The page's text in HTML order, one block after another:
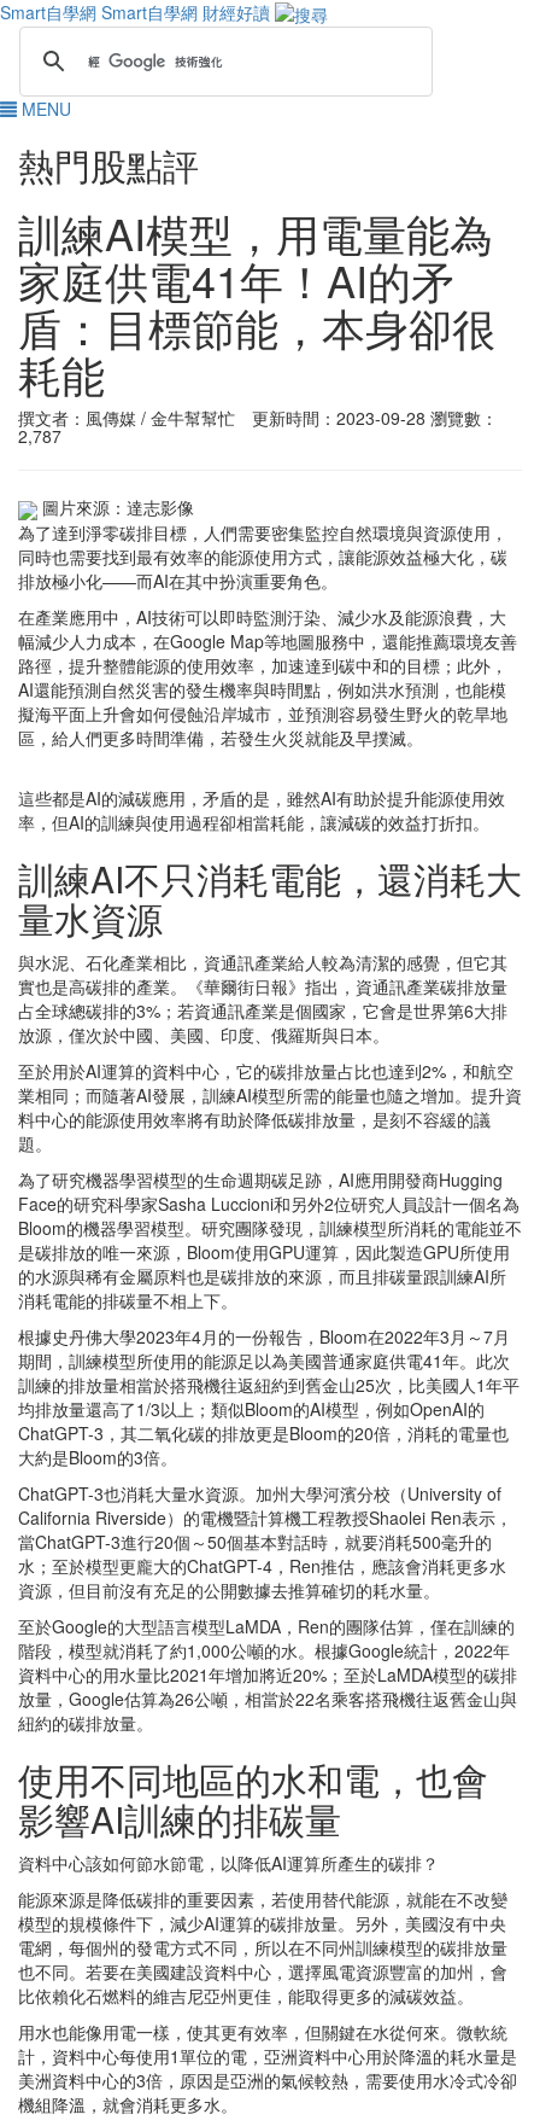
Smart自學網 Smart自學網 財經好讀
MENU
熱門股點評
訓練AI模型，用電量能為
家庭供電41年！AI的矛
盾：目標節能，本身卻很
耗能
撰文者：風傳媒 / 金牛幫幫忙 更新時間：2023-09-28 瀏覽數：
2,787
圖片來源：達志影像
為了達到淨零碳排目標，人們需要密集監控自然環境與資源使用，
同時也需要找到最有效率的能源使用方式，讓能源效益極大化，碳
排放極小化——而AI在其中扮演重要角色。
在產業應用中，AI技術可以即時監測汙染、減少水及能源浪費，大
幅減少人力成本，在Google Map等地圖服務中，還能推薦環境友善
路徑，提升整體能源的使用效率，加速達到碳中和的目標；此外，
AI還能預測自然災害的發生機率與時間點，例如洪水預測，也能模
擬海平面上升會如何侵蝕沿岸城市，並預測容易發生野火的乾旱地
區，給人們更多時間準備，若發生火災就能及早撲滅。
這些都是AI的減碳應用，矛盾的是，雖然AI有助於提升能源使用效
率，但AI的訓練與使用過程卻相當耗能，讓減碳的效益打折扣。
訓練AI不只消耗電能，還消耗大
量水資源
與水泥、石化產業相比，資通訊產業給人較為清潔的感覺，但它其
實也是高碳排的產業。《華爾街日報》指出，資通訊產業碳排放量
占全球總碳排的3%；若資通訊產業是個國家，它會是世界第6大排
放源，僅次於中國、美國、印度、俄羅斯與日本。
至於用於AI運算的資料中心，它的碳排放量占比也達到2%，和航空
業相同；而隨著AI發展，訓練AI模型所需的能量也隨之增加。提升資
料中心的能源使用效率將有助於降低碳排放量，是刻不容緩的議
題。
為了研究機器學習模型的生命週期碳足跡，AI應用開發商Hugging
Face的研究科學家Sasha Luccioni和另外2位研究人員設計一個名為
Bloom的機器學習模型。研究團隊發現，訓練模型所消耗的電能並不
是碳排放的唯一來源，Bloom使用GPU運算，因此製造GPU所使用
的水源與稀有金屬原料也是碳排放的來源，而且排碳量跟訓練AI所
消耗電能的排碳量不相上下。
根據史丹佛大學2023年4月的一份報告，Bloom在2022年3月～7月
期間，訓練模型所使用的能源足以為美國普通家庭供電41年。此次
訓練的排放量相當於搭飛機往返紐約到舊金山25次，比美國人1年平
均排放量還高了1/3以上；類似Bloom的AI模型，例如OpenAI的
ChatGPT-3，其二氧化碳的排放更是Bloom的20倍，消耗的電量也
大約是Bloom的3倍。
ChatGPT-3也消耗大量水資源。加州大學河濱分校（University of
California Riverside）的電機暨計算機工程教授Shaolei Ren表示，
當ChatGPT-3進行20個～50個基本對話時，就要消耗500毫升的
水；至於模型更龐大的ChatGPT-4，Ren推估，應該會消耗更多水
資源，但目前沒有充足的公開數據去推算確切的耗水量。
至於Google的大型語言模型LaMDA，Ren的團隊估算，僅在訓練的
階段，模型就消耗了約1,000公噸的水。根據Google統計，2022年
資料中心的用水量比2021年增加將近20%；至於LaMDA模型的碳排
放量，Google估算為26公噸，相當於22名乘客搭飛機往返舊金山與
紐約的碳排放量。
使用不同地區的水和電，也會
影響AI訓練的排碳量
資料中心該如何節水節電，以降低AI運算所產生的碳排？
能源來源是降低碳排的重要因素，若使用替代能源，就能在不改變
模型的規模條件下，減少AI運算的碳排放量。另外，美國沒有中央
電網，每個州的發電方式不同，所以在不同州訓練模型的碳排放量
也不同。若要在美國建設資料中心，選擇風電資源豐富的加州，會
比依賴化石燃料的維吉尼亞州更佳，能取得更多的減碳效益。
用水也能像用電一樣，使其更有效率，但關鍵在水從何來。微軟統
計，資料中心每使用1單位的電，亞洲資料中心用於降溫的耗水量是
美洲資料中心的3倍，原因是亞洲的氣候較熱，需要使用水冷式冷卻
機組降溫，就會消耗更多水。